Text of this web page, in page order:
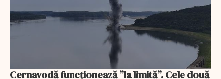
Cernavodă funcționează ”la limită”. Cele două